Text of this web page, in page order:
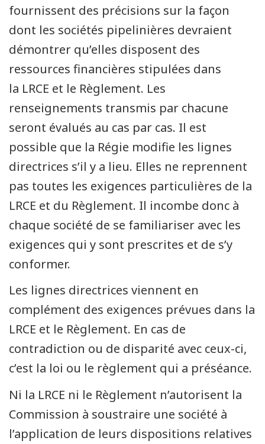
fournissent des précisions sur la façon
dont les sociétés pipelinières devraient
démontrer qu’elles disposent des
ressources financières stipulées dans
la LRCE et le Règlement. Les
renseignements transmis par chacune
seront évalués au cas par cas. Il est
possible que la Régie modifie les lignes
directrices s’il y a lieu. Elles ne reprennent
pas toutes les exigences particulières de la
LRCE et du Règlement. Il incombe donc à
chaque société de se familiariser avec les
exigences qui y sont prescrites et de s’y
conformer.
Les lignes directrices viennent en
complément des exigences prévues dans la
LRCE et le Règlement. En cas de
contradiction ou de disparité avec ceux-ci,
c’est la loi ou le règlement qui a préséance.
Ni la LRCE ni le Règlement n’autorisent la
Commission à soustraire une société à
l’application de leurs dispositions relatives